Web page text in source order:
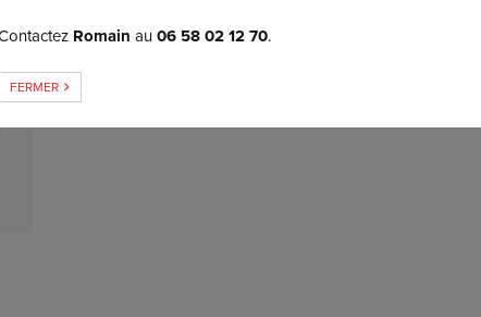
Romain au06 58 02 12 70.
FERMER